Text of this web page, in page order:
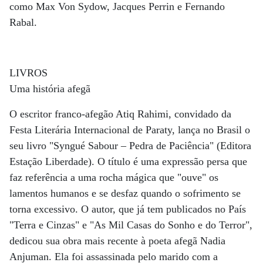
como Max Von Sydow, Jacques Perrin e Fernando
Rabal.
LIVROS
Uma história afegã
O escritor franco-afegão Atiq Rahimi, convidado da
Festa Literária Internacional de Paraty, lança no Brasil o
seu livro "Syngué Sabour – Pedra de Paciência" (Editora
Estação Liberdade). O título é uma expressão persa que
faz referência a uma rocha mágica que "ouve" os
lamentos humanos e se desfaz quando o sofrimento se
torna excessivo. O autor, que já tem publicados no País
"Terra e Cinzas" e "As Mil Casas do Sonho e do Terror",
dedicou sua obra mais recente à poeta afegã Nadia
Anjuman. Ela foi assassinada pelo marido com a